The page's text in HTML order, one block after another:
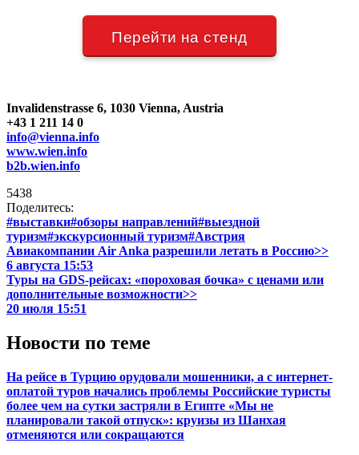
Перейти на стенд
Invalidenstrasse 6, 1030 Vienna, Austria
+43 1 211 14 0
info@vienna.info
www.wien.info
b2b.wien.info
5438
Поделитесь:
#выставки#обзоры направлений#выездной
туризм#экскурсионный туризм#Австрия
Авиакомпании Air Anka разрешили летать в Россию>>
6 августа 15:53
Туры на GDS-рейсах: «пороховая бочка» с ценами или
дополнительные возможности>>
20 июля 15:51
Новости по теме
На рейсе в Турцию орудовали мошенники, а с интернет-
оплатой туров начались проблемы Российские туристы
более чем на сутки застряли в Египте «Мы не
планировали такой отпуск»: круизы из Шанхая
отменяются или сокращаются